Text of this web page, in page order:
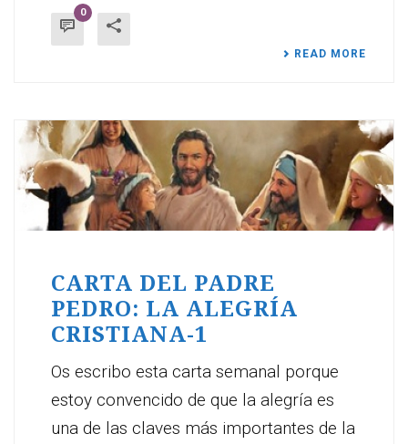
0
READ MORE
CARTA DEL PADRE
PEDRO: LA ALEGRÍA
CRISTIANA-1
Os escribo esta carta semanal porque
estoy convencido de que la alegría es
una de las claves más importantes de la